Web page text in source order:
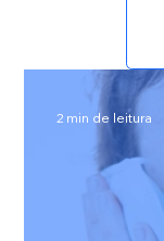
2 min de leitura